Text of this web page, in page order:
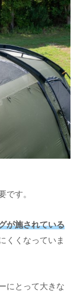
です。
が施されている
くくなっていま
にとって大きな